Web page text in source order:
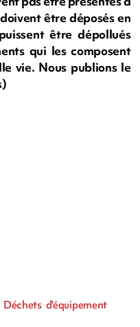
être déposés en
être dépollués
qui les composent
vie. Nous publions le
d'équipement